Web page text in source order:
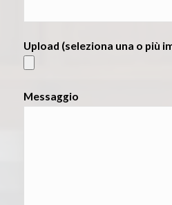
Upload (seleziona una o più
Messaggio